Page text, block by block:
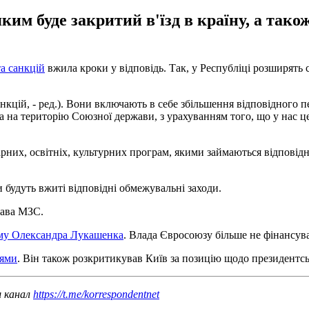
буде закритий в'їзд в країну, а
санкцій вжила кроки у відповідь. Так, у Республіці
- ред.). Вони включають в себе збільшення відповідного
на територію Союзної держави, з урахуванням того, що у нас
освітніх, культурних програм, якими займаються
вжиті відповідні обмежувальні заходи.
МЗС.
Олександра Лукашенка. Влада Євросоюзу більше не
. Він також розкритикував Київ за позицію щодо
канал https://t.me/korrespondentnet